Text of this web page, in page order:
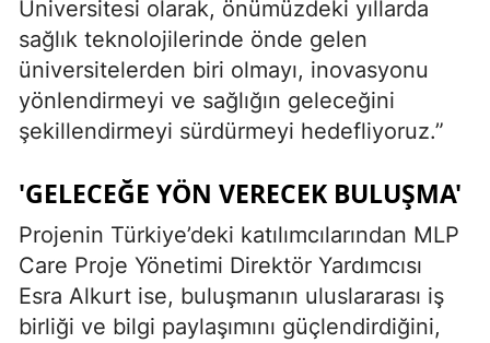
Üniversitesi olarak, önümüzdeki yıllarda
sağlık teknolojilerinde önde gelen
üniversitelerden biri olmayı, inovasyonu
yönlendirmeyi ve sağlığın geleceğini
şekillendirmeyi sürdürmeyi hedefliyoruz.”
'GELECEĞE YÖN VERECEK BULUŞMA'
Projenin Türkiye’deki katılımcılarından MLP
Care Proje Yönetimi Direktör Yardımcısı
Esra Alkurt ise, buluşmanın uluslararası iş
birliği ve bilgi paylaşımını güçlendirdiğini,